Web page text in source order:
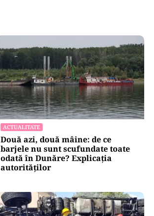
ACTUALITATE
Două azi, două mâine: de ce
barjele nu sunt scufundate toate
odată în Dunăre? Explicația
autorităților